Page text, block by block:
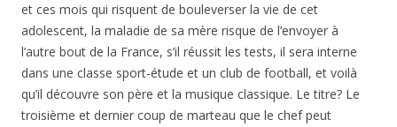
et ces mois qui risquent de bouleverser la vie de cet
adolescent, la maladie de sa mère risque de l’envoyer à
l’autre bout de la France, s’il réussit les tests, il sera interne
dans une classe sport-étude et un club de football, et voilà
qu’il découvre son père et la musique classique. Le titre? Le
troisième et dernier coup de marteau que le chef peut